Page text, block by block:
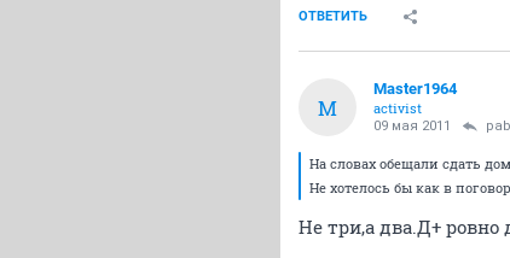
ОТВЕТИТЬ
M
Master1964
activist
09 мая 2011
На словах обещали сдать
Не хотелось бы как в
Не три,а два.Д+ ровно